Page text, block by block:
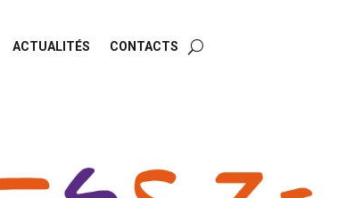
ACTUALITÉS CONTACTS